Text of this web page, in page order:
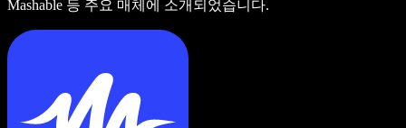
Mashable 등 주요 매체에 소개되었습니다.